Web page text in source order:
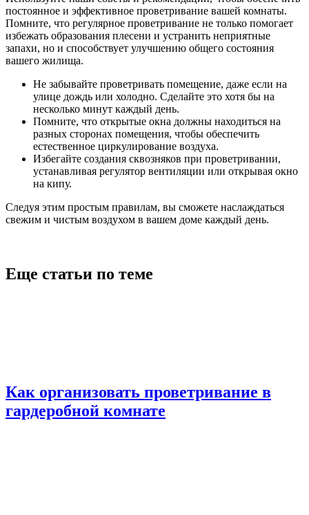
постоянное и эффективное проветривание вашей комнаты.
Помните, что регулярное проветривание не только помогает
избежать образования плесени и устранить неприятные
запахи, но и способствует улучшению общего состояния
вашего жилища.
Не забывайте проветривать помещение, даже если на
улице дождь или холодно. Сделайте это хотя бы на
несколько минут каждый день.
Помните, что открытые окна должны находиться на
разных сторонах помещения, чтобы обеспечить
естественное циркулирование воздуха.
Избегайте создания сквозняков при проветривании,
устанавливая регулятор вентиляции или открывая окно
на кипу.
Следуя этим простым правилам, вы сможете наслаждаться
свежим и чистым воздухом в вашем доме каждый день.
Еще статьи по теме
Как организовать проветривание в
гардеробной комнате